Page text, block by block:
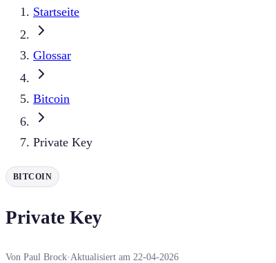
Startseite
Glossar
Bitcoin
Private Key
BITCOIN
Private Key
Von Paul Brock· Aktualisiert am 22-04-2026